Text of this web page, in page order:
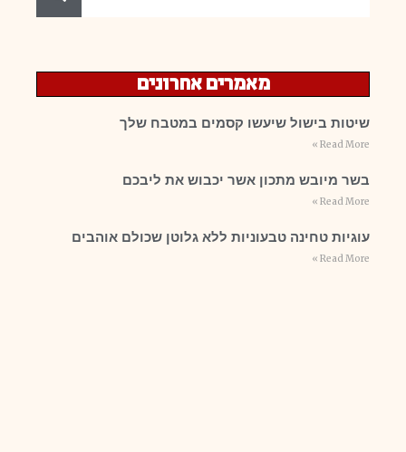
מאמרים אחרונים
שיטות בישול שיעשו קסמים במטבח שלך
Read More »
בשר מיובש מתכון אשר יכבוש את ליבכם
Read More »
עוגיות טחינה טבעוניות ללא גלוטן שכולם אוהבים
Read More »